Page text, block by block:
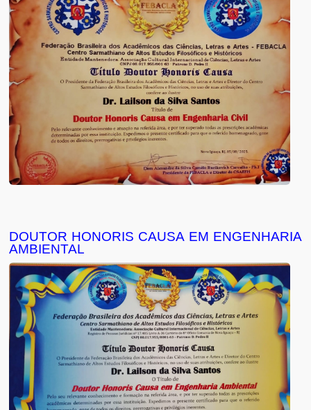
DOUTOR HONORIS CAUSA EM ENGENHARIA
AMBIENTAL